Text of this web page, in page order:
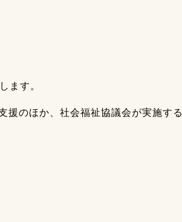
ます。
援のほか、社会福祉協議会が実施する